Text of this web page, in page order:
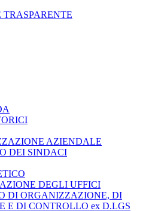
AZIENDALE
DEI SINDACI
DEGLI UFFICI
DI ORGANIZZAZIONE, DI
E DI CONTROLLO ex D.LGS